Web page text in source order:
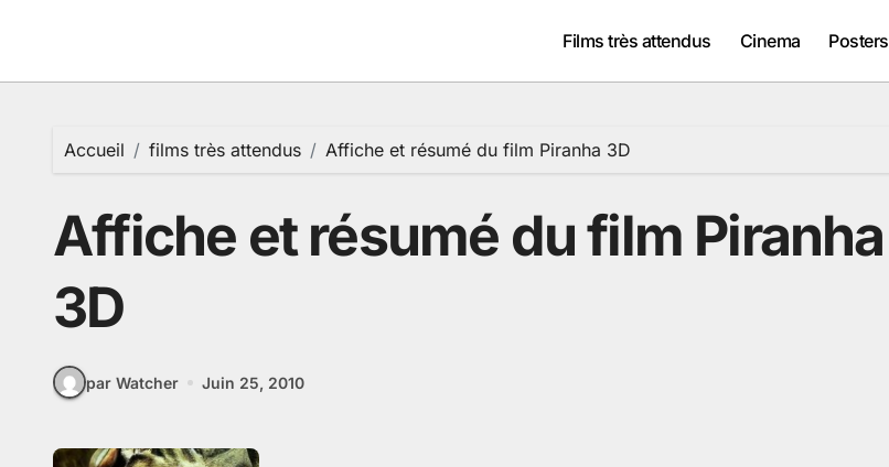
Films très attendus Cinema Posters
Accueil films très attendus Affiche et résumé du film Piranha 3D
Affiche et résumé du film Piranha
3D
par Watcher Juin 25, 2010